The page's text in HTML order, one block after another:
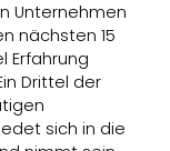
Unternehmen
nächsten 15
Erfahrung
Drittel der
sich in die